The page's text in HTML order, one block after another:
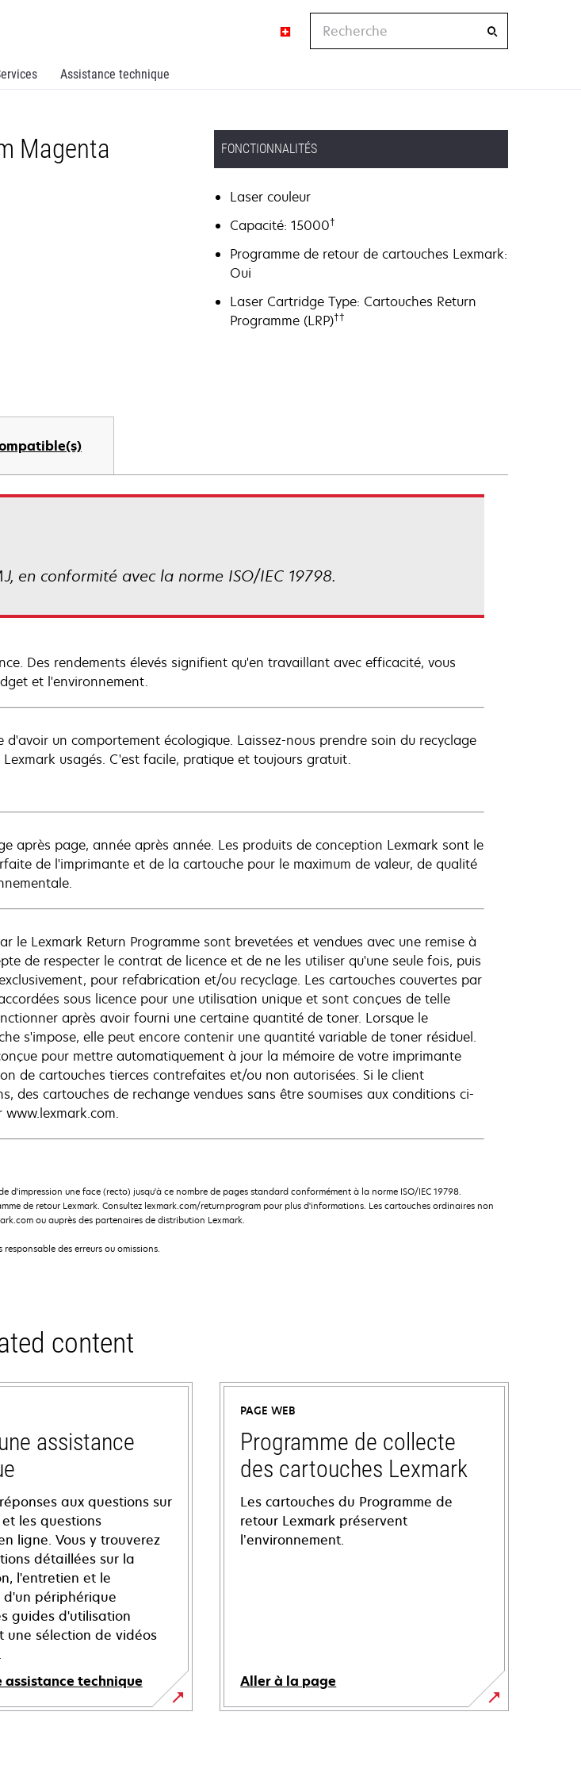
Assistance technique
Recherche
Magenta
FONCTIONNALITÉS
Laser couleur
Capacité: 15000†
Programme de retour de cartouches Lexmark:
Oui
Laser Cartridge Type: Cartouches Return
Programme (LRP)††
en conformité avec la norme ISO/IEC 19798.
Des rendements élevés signifient qu'en travaillant avec efficacité, vous
et l'environnement.
d'avoir un comportement écologique. Laissez-nous prendre soin du recyclage
usagés. C'est facile, pratique et toujours gratuit.
après page, année après année. Les produits de conception Lexmark sont le
de l'imprimante et de la cartouche pour le maximum de valeur, de qualité
le Lexmark Return Programme sont brevetées et vendues avec une remise à
de respecter le contrat de licence et de ne les utiliser qu'une seule fois, puis
pour refabrication et/ou recyclage. Les cartouches couvertes par
sous licence pour une utilisation unique et sont conçues de telle
après avoir fourni une certaine quantité de toner. Lorsque le
s'impose, elle peut encore contenir une quantité variable de toner résiduel.
pour mettre automatiquement à jour la mémoire de votre imprimante
de cartouches tierces contrefaites et/ou non autorisées. Si le client
des cartouches de rechange vendues sans être soumises aux conditions ci-
une face (recto) jusqu'à ce nombre de pages standard conformément à la norme ISO/IEC 19798.
de retour Lexmark. Consultez lexmark.com/returnprogram pour plus d'informations. Les cartouches ordinaires non
ou auprès des partenaires de distribution Lexmark.
des erreurs ou omissions.
content
assistance
aux questions sur
les questions
ligne. Vous y trouverez
détaillées sur la
l'entretien et le
périphérique
guides d'utilisation
une sélection de vidéos
assistance technique
PAGE WEB
Programme de collecte
des cartouches Lexmark
Les cartouches du Programme de
retour Lexmark préservent
l’environnement.
Aller à la page